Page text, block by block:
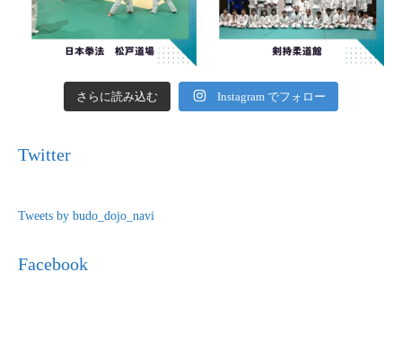
さらに読み込む Instagram でフォロー
Twitter
Tweets by budo_dojo_navi
Facebook